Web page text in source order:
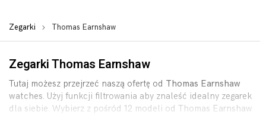
Zegarki Thomas Earnshaw
Zegarki Thomas Earnshaw
Tutaj możesz przejrzeć naszą ofertę od Thomas Earnshaw
watches. Użyj funkcji filtrowania aby znaleść idealny zegarek
dla siebie. Wybierz z pośród 12 modeli od Thomas Earnshaw